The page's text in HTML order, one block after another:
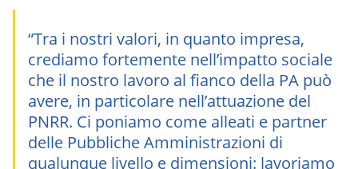
“Tra i nostri valori, in quanto impresa,
crediamo fortemente nell’impatto sociale
che il nostro lavoro al fianco della PA può
avere, in particolare nell’attuazione del
PNRR. Ci poniamo come alleati e partner
delle Pubbliche Amministrazioni di
qualunque livello e dimensioni: lavoriamo